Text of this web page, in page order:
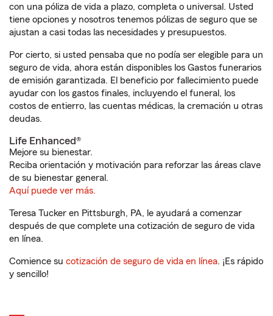
con una póliza de vida a plazo, completa o universal. Usted
tiene opciones y nosotros tenemos pólizas de seguro que se
ajustan a casi todas las necesidades y presupuestos.
Por cierto, si usted pensaba que no podía ser elegible para un
seguro de vida, ahora están disponibles los Gastos funerarios
de emisión garantizada. El beneficio por fallecimiento puede
ayudar con los gastos finales, incluyendo el funeral, los
costos de entierro, las cuentas médicas, la cremación u otras
deudas.
Life Enhanced®
Mejore su bienestar.
Reciba orientación y motivación para reforzar las áreas clave
de su bienestar general.
Aquí puede ver más.
Teresa Tucker en Pittsburgh, PA, le ayudará a comenzar
después de que complete una cotización de seguro de vida
en línea.
Comience su cotización de seguro de vida en línea. ¡Es rápido
y sencillo!